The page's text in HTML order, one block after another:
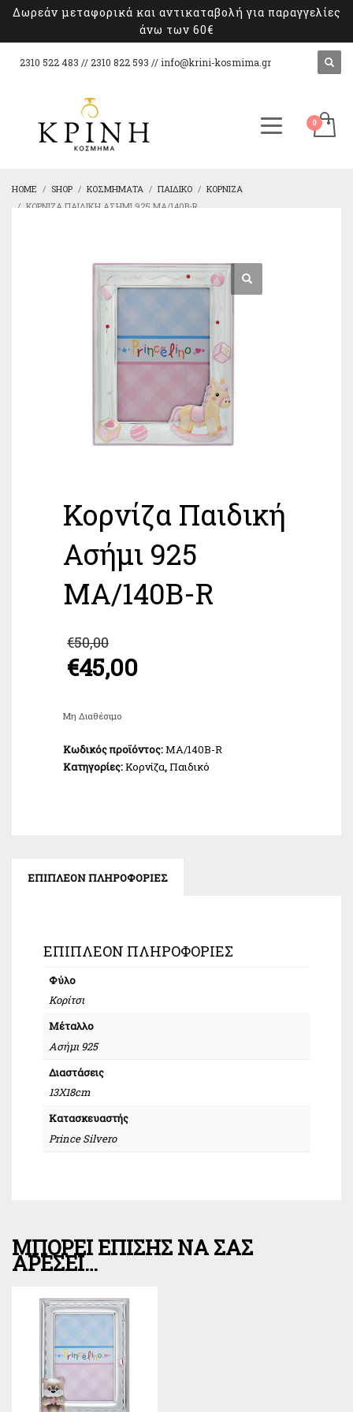
Δωρεάν μεταφορικά και αντικαταβολή για παραγγελίες
άνω των 60€
2310 522 483 // 2310 822 593 // info@krini-kosmima.gr
HOME SHOP ΚΟΣΜΉΜΑΤΑ ΠΑΙΔΙΚΌ
ΚΟΡΝΊΖΑ
ΚΟΡΝΊΖΑ ΠΑΙΔΙΚΉ ΑΣΉΜΙ 925 MA/140B-R
Κορνίζα Παιδική
Ασήμι 925
MA/140B-R
€50,00
price
was:
€45,00
Η
τιμή
€45,00.
Μη Διαθέσιμο
Κωδικός προϊόντος:MA/140B-R
Κατηγορίες:Κορνίζα,Παιδικό
ΕΠΙΠΛΈΟΝ ΠΛΗΡΟΦΟΡΊΕΣ
ΕΠΙΠΛΈΟΝ ΠΛΗΡΟΦΟΡΊΕΣ
Φύλο
Κορίτσι
Μέταλλο
Ασήμι 925
Διαστάσεις
13Χ18cm
Κατασκευαστής
Prince Silvero
ΜΠΟΡΕΊ ΕΠΊΣΗΣ ΝΑ ΣΑΣ
ΑΡΈΣΕΙ…